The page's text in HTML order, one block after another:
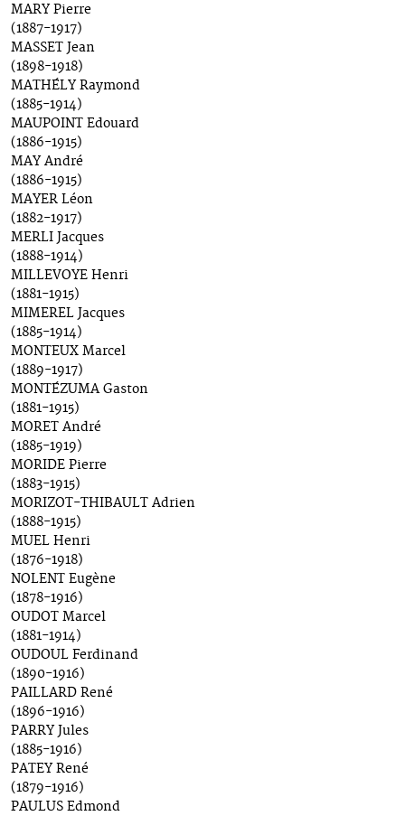
MARY Pierre
(1887-1917)
MASSET Jean
(1898-1918)
MATHÉLY Raymond
(1885-1914)
MAUPOINT Edouard
(1886-1915)
MAY André
(1886-1915)
MAYER Léon
(1882-1917)
MERLI Jacques
(1888-1914)
MILLEVOYE Henri
(1881-1915)
MIMEREL Jacques
(1885-1914)
MONTEUX Marcel
(1889-1917)
MONTÉZUMA Gaston
(1881-1915)
MORET André
(1885-1919)
MORIDE Pierre
(1883-1915)
MORIZOT-THIBAULT Adrien
(1888-1915)
MUEL Henri
(1876-1918)
NOLENT Eugène
(1878-1916)
OUDOT Marcel
(1881-1914)
OUDOUL Ferdinand
(1890-1916)
PAILLARD René
(1896-1916)
PARRY Jules
(1885-1916)
PATEY René
(1879-1916)
PAULUS Edmond